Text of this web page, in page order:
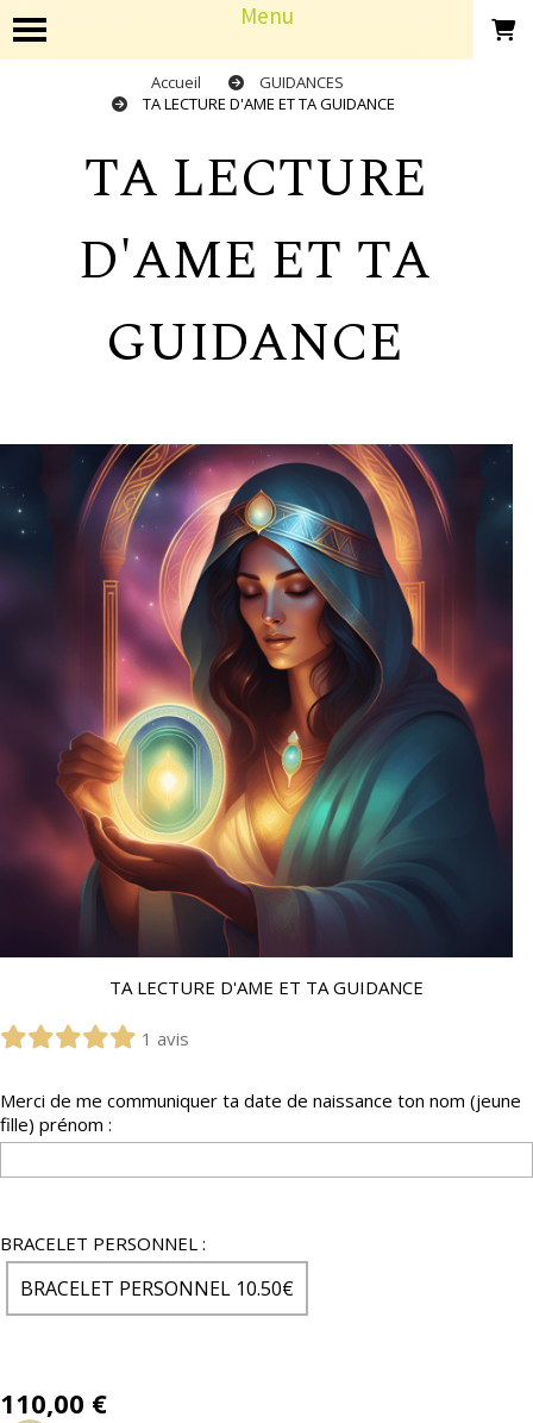
Menu
Accueil
GUIDANCES
TA LECTURE D'AME ET TA GUIDANCE
TA LECTURE
D'AME ET TA
GUIDANCE
TA LECTURE D'AME ET TA GUIDANCE
1 avis
Merci de me communiquer ta date de naissance ton nom (jeune
fille) prénom :
BRACELET PERSONNEL :
BRACELET PERSONNEL 10.50€
110,00 €
Panneau de gestion des cookies